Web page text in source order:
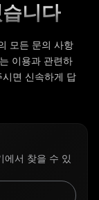
니다
모든 문의 사항
이용과 관련하
면 신속하게 답
에서 찾을 수 있